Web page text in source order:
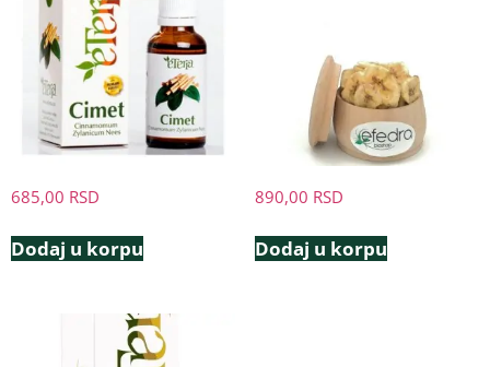
685,00 RSD
Dodaj u korpu
890,00 RSD
Dodaj u korpu